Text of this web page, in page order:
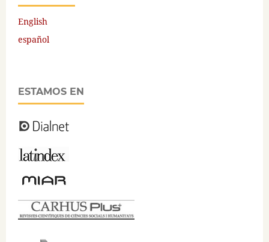
English
español
ESTAMOS EN